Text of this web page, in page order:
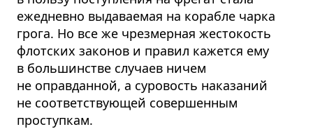
ежедневно выдаваемая на корабле чарка
грога. Но все же чрезмерная жестокость
флотских законов и правил кажется ему
в большинстве случаев ничем
не оправданной, а суровость наказаний
не соответствующей совершенным
проступкам.